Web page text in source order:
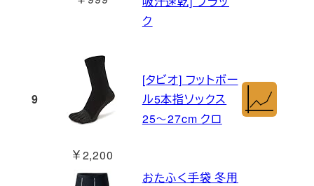
ク
9
￥2,200
[タビオ] フットボー
ル5本指ソックス
25～27cm クロ
おたふく手袋 冬用